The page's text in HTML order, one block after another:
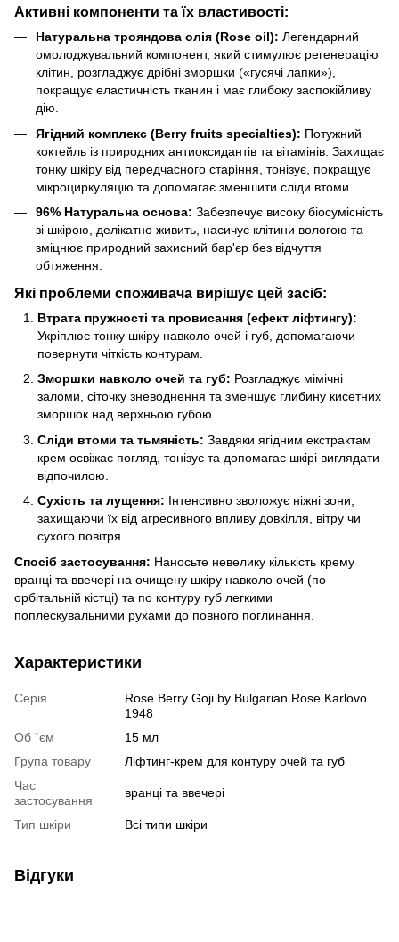
Активні компоненти та їх властивості:
Натуральна трояндова олія (Rose oil): Легендарний
омолоджувальний компонент, який стимулює регенерацію
клітин, розгладжує дрібні зморшки («гусячі лапки»),
покращує еластичність тканин і має глибоку заспокійливу
дію.
Ягідний комплекс (Berry fruits specialties): Потужний
коктейль із природних антиоксидантів та вітамінів. Захищає
тонку шкіру від передчасного старіння, тонізує, покращує
мікроциркуляцію та допомагає зменшити сліди втоми.
96% Натуральна основа: Забезпечує високу біосумісність
зі шкірою, делікатно живить, насичує клітини вологою та
зміцнює природний захисний бар'єр без відчуття
обтяження.
Які проблеми споживача вирішує цей засіб:
Втрата пружності та провисання (ефект ліфтингу):
Укріплює тонку шкіру навколо очей і губ, допомагаючи
повернути чіткість контурам.
Зморшки навколо очей та губ: Розгладжує мімічні
заломи, сіточку зневоднення та зменшує глибину кисетних
зморшок над верхньою губою.
Сліди втоми та тьмяність: Завдяки ягідним екстрактам
крем освіжає погляд, тонізує та допомагає шкірі виглядати
відпочилою.
Сухість та лущення: Інтенсивно зволожує ніжні зони,
захищаючи їх від агресивного впливу довкілля, вітру чи
сухого повітря.
Спосіб застосування: Наносьте невелику кількість крему
вранці та ввечері на очищену шкіру навколо очей (по
орбітальній кістці) та по контуру губ легкими
поплескувальними рухами до повного поглинання.
Характеристики
Серія
Rose Berry Goji by Bulgarian Rose Karlovo
1948
Об `єм
15 мл
Група товару
Ліфтинг-крем для контуру очей та губ
Час
застосування
вранці та ввечері
Тип шкіри Всі типи шкіри
Відгуки